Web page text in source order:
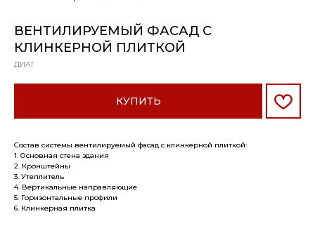
ВЕНТИЛИРУЕМЫЙ ФАСАД С
КЛИНКЕРНОЙ ПЛИТКОЙ
ДИАТ
КУПИТЬ
Состав системы вентилируемый фасад с клинкерной плиткой:
1. Основная стена здания
2. Кронштейны
3. Утеплитель
4. Вертикальные направляющие
5. Горизонтальные профили
6. Клинкерная плитка